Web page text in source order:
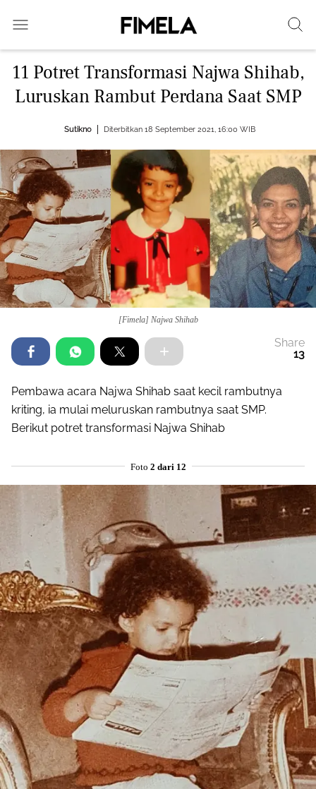
11 Potret Transformasi Najwa Shihab,
Luruskan Rambut Perdana Saat SMP
Sutikno Diterbitkan 18 September 2021, 16:00 WIB
[Fimela] Najwa Shihab
Share
13
Pembawa acara Najwa Shihab saat kecil rambutnya
kriting, ia mulai meluruskan rambutnya saat SMP.
Berikut potret transformasi Najwa Shihab
Foto 2 dari 12